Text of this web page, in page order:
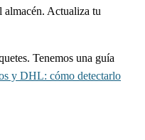
almacén. Actualiza tu
Tenemos una guía
y DHL: cómo detectarlo